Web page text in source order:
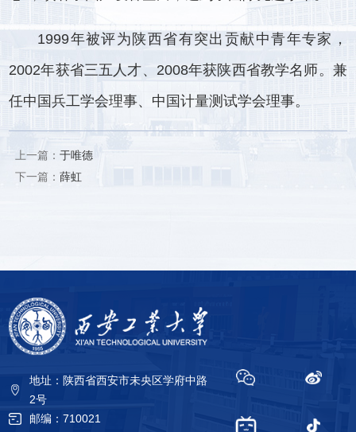
1999年被评为陕西省有突出贡献中青年专家，
2002年获省三五人才、2008年获陕西省教学名师。兼
任中国兵工学会理事、中国计量测试学会理事。
上一篇：于唯德
下一篇：薛虹
地址：陕西省西安市未央区学府中路
2号
邮编：710021